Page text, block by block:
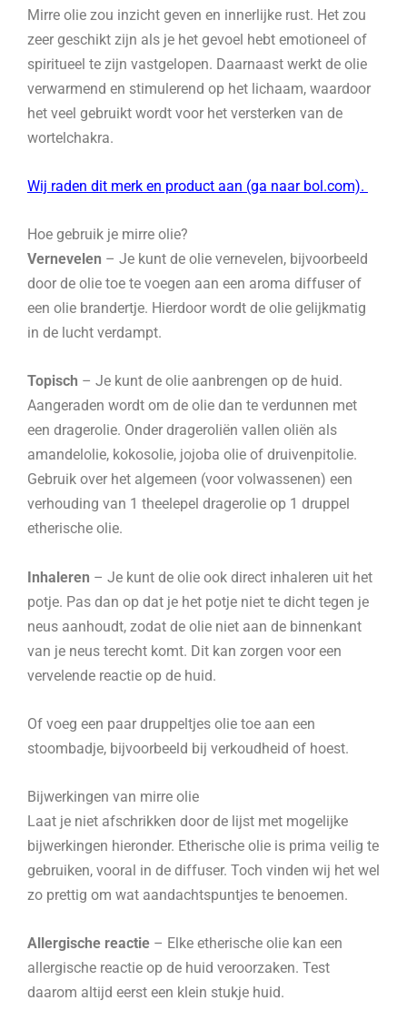
Mirre olie zou inzicht geven en innerlijke rust. Het zou
zeer geschikt zijn als je het gevoel hebt emotioneel of
spiritueel te zijn vastgelopen. Daarnaast werkt de olie
verwarmend en stimulerend op het lichaam, waardoor
het veel gebruikt wordt voor het versterken van de
wortelchakra.
Wij raden dit merk en product aan (ga naar bol.com).
Hoe gebruik je mirre olie?
Vernevelen – Je kunt de olie vernevelen, bijvoorbeeld
door de olie toe te voegen aan een aroma diffuser of
een olie brandertje. Hierdoor wordt de olie gelijkmatig
in de lucht verdampt.
Topisch – Je kunt de olie aanbrengen op de huid.
Aangeraden wordt om de olie dan te verdunnen met
een dragerolie. Onder drageroliën vallen oliën als
amandelolie, kokosolie, jojoba olie of druivenpitolie.
Gebruik over het algemeen (voor volwassenen) een
verhouding van 1 theelepel dragerolie op 1 druppel
etherische olie.
Inhaleren – Je kunt de olie ook direct inhaleren uit het
potje. Pas dan op dat je het potje niet te dicht tegen je
neus aanhoudt, zodat de olie niet aan de binnenkant
van je neus terecht komt. Dit kan zorgen voor een
vervelende reactie op de huid.
Of voeg een paar druppeltjes olie toe aan een
stoombadje, bijvoorbeeld bij verkoudheid of hoest.
Bijwerkingen van mirre olie
Laat je niet afschrikken door de lijst met mogelijke
bijwerkingen hieronder. Etherische olie is prima veilig te
gebruiken, vooral in de diffuser. Toch vinden wij het wel
zo prettig om wat aandachtspuntjes te benoemen.
Allergische reactie – Elke etherische olie kan een
allergische reactie op de huid veroorzaken. Test
daarom altijd eerst een klein stukje huid.